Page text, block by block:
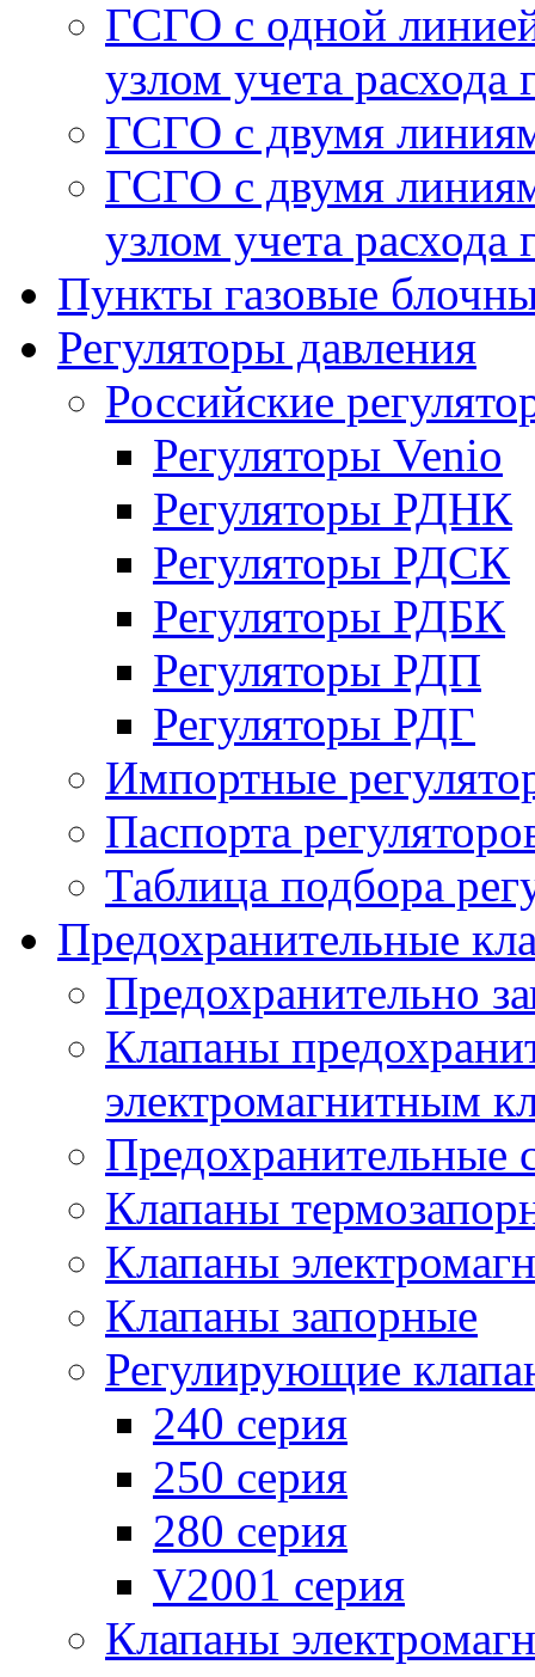
ГСГО c одной
узлом учета расхода
ГСГО с двумя
ГСГО с двумя
узлом учета расхода
Пункты газовые
Регуляторы давления
Российские
Регуляторы Venio
Регуляторы РДНК
Регуляторы РДСК
Регуляторы РДБК
Регуляторы РДП
Регуляторы РДГ
Импортные
Паспорта
Таблица подбора
Предохранительные
Предохранительно
Клапаны
электромагнитным
Предохранительные
Клапаны
Клапаны
Клапаны запорные
Регулирующие
240 серия
250 серия
280 серия
V2001 серия
Клапаны